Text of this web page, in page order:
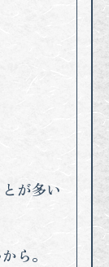
が多い
ら。